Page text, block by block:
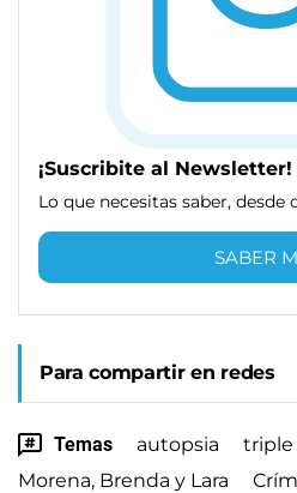
¡Suscribite al Newsletter!
Lo que necesitas saber, desde
SABER
Para compartir en redes
Temas autopsia
triple
Morena, Brenda y Lara